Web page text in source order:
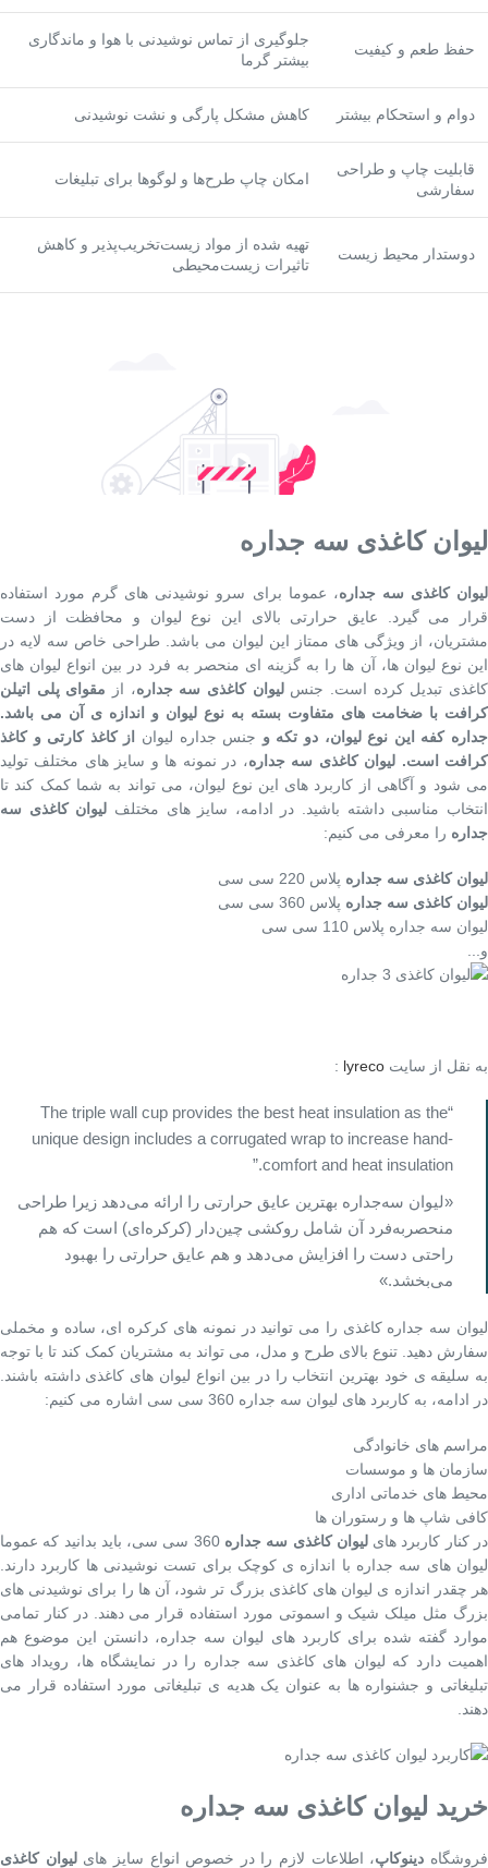
حفظ طعم و کیفیت
جلوگیری از تماس نوشیدنی با هوا و ماندگاری
بیشتر گرما
دوام و استحکام بیشتر کاهش مشکل پارگی و نشت نوشیدنی
قابلیت چاپ و طراحی
سفارشی
امکان چاپ طرح‌ها و لوگوها برای تبلیغات
دوستدار محیط زیست
تهیه شده از مواد زیست‌تخریب‌پذیر و کاهش
تاثیرات زیست‌محیطی
لیوان کاغذی سه جداره
لیوان کاغذی سه جداره، عموما برای سرو نوشیدنی های گرم مورد استفاده
قرار می گیرد. عایق حرارتی بالای این نوع لیوان و محافظت از دست
مشتریان، از ویژگی های ممتاز این لیوان می باشد. طراحی خاص سه لایه در
این نوع لیوان ها، آن ها را به گزینه ای منحصر به فرد در بین انواع لیوان های
کاغذی تبدیل کرده است. جنسلیوان کاغذی سه جداره، از مقوای پلی اتیلن
کرافت با ضخامت های متفاوت بسته به نوع لیوان و اندازه ی آن می باشد.
جداره کفه این نوع لیوان، دو تکه و جنس جداره لیوان از کاغذ کارتی و کاغذ
کرافت است. لیوان کاغذی سه جداره، در نمونه ها و سایز های مختلف تولید
می شود و آگاهی از کاربرد های این نوع لیوان، می تواند به شما کمک کند تا
انتخاب مناسبی داشته باشید. در ادامه، سایز های مختلف لیوان کاغذی سه
جداره را معرفی می کنیم:
لیوان کاغذی سه‌ جداره پلاس 220 سی سی
لیوان کاغذی سه‌ جداره پلاس 360 سی سی
لیوان سه جداره پلاس 110 سی سی
و...
به نقل از سایت lyreco
:
“The triple wall cup provides the best heat insulation as the
unique design includes a corrugated wrap to increase hand-
comfort and heat insulation.”
«لیوان سه‌جداره بهترین عایق حرارتی را ارائه می‌دهد زیرا طراحی
منحصربه‌فرد آن شامل روکشی چین‌دار (کرکره‌ای) است که هم
راحتی دست را افزایش می‌دهد و هم عایق حرارتی را بهبود
می‌بخشد.»
لیوان سه جداره کاغذی را می توانید در نمونه های کرکره ای، ساده و مخملی
سفارش دهید. تنوع بالای طرح و مدل، می تواند به مشتریان کمک کند تا با توجه
به سلیقه ی خود بهترین انتخاب را در بین انواع لیوان های کاغذی داشته باشند.
در ادامه، به کاربرد های لیوان سه جداره 360 سی سی اشاره می کنیم:
مراسم های خانوادگی
سازمان ها و موسسات
محیط های خدماتی اداری
کافی شاپ ها و رستوران ها
در کنار کاربرد هایلیوان کاغذی سه جداره
360 سی سی، باید بدانید که عموما
لیوان های سه جداره با اندازه ی کوچک برای تست نوشیدنی ها کاربرد دارند.
هر چقدر اندازه ی لیوان های کاغذی بزرگ تر شود، آن ها را برای نوشیدنی های
بزرگ مثل میلک شیک و اسموتی مورد استفاده قرار می دهند. در کنار تمامی
موارد گفته شده برای کاربرد های لیوان سه جداره، دانستن این موضوع هم
اهمیت دارد که لیوان های کاغذی سه جداره را در نمایشگاه ها، رویداد های
تبلیغاتی و جشنواره ها به عنوان یک هدیه ی تبلیغاتی مورد استفاده قرار می
دهند.
خرید لیوان کاغذی سه جداره
فروشگاه دینوکاپ، اطلاعات لازم را در خصوص انواع سایز هایلیوان کاغذی